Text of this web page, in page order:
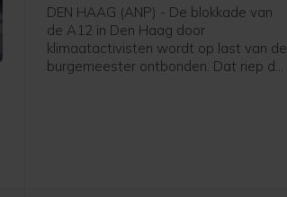
DEN HAAG (ANP) - De blokkade van
de A12 in Den Haag door
klimaatactivisten wordt op last van de
burgemeester ontbonden. Dat riep de